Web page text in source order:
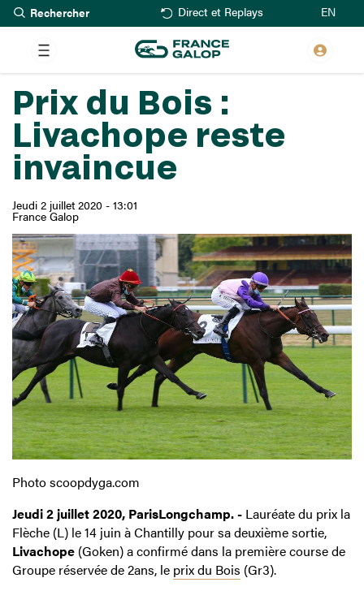
Aller
au
contenu
principal
Rechercher Direct et Replays EN
Prix du Bois :
Livachope reste
invaincue
Jeudi 2 juillet 2020 - 13:01
France Galop
Photo scoopdyga.com
Jeudi 2 juillet 2020, ParisLongchamp. - Lauréate du prix la
Flèche (L) le 14 juin à Chantilly pour sa deuxième sortie,
Livachope (Goken) a confirmé dans la première course de
Groupe réservée de 2ans, le prix du Bois (Gr3).